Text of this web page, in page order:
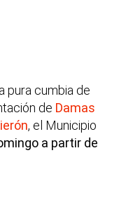
pura cumbia de
de Damas
, el Municipio
a partir de